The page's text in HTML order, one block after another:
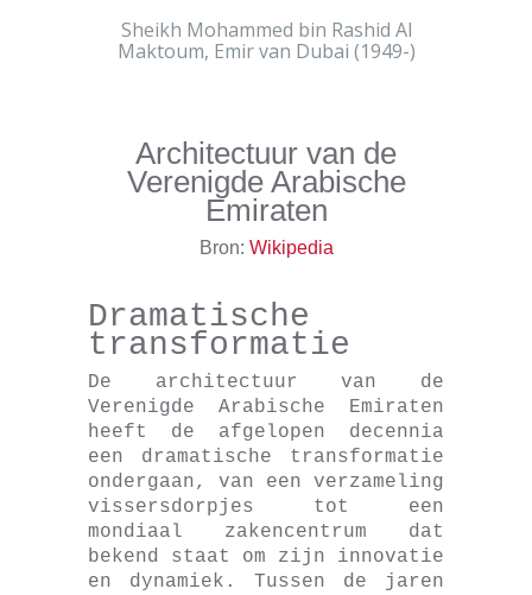
Sheikh Mohammed bin Rashid Al
Maktoum, Emir van Dubai (1949-)
Architectuur van de
Verenigde Arabische
Emiraten
Bron: Wikipedia
Dramatische
transformatie
De architectuur van de
Verenigde Arabische Emiraten
heeft de afgelopen decennia
een dramatische transformatie
ondergaan, van een verzameling
vissersdorpjes tot een
mondiaal zakencentrum dat
bekend staat om zijn innovatie
en dynamiek. Tussen de jaren